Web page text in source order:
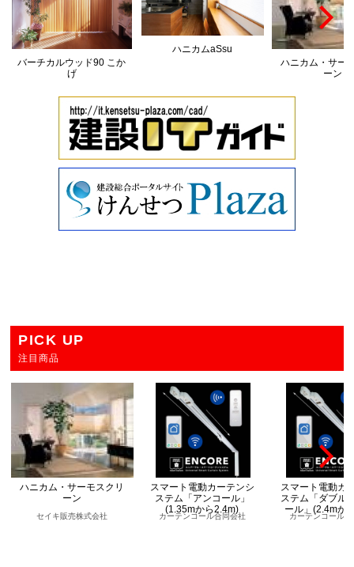
バーチカルウッド90 こか
げ
ハニカムaSsu
ハニカム・サー
ーン
PICK UP
注目商品
ハニカム・サーモスクリ
ーン
セイキ販売株式会社
スマート電動カーテンシ
ステム「アンコール」
(1.35mから2.4m)
カーテンコール合同会社
スマート電動カ
ステム「ダブル
ール」(2.4mか
カーテンコール